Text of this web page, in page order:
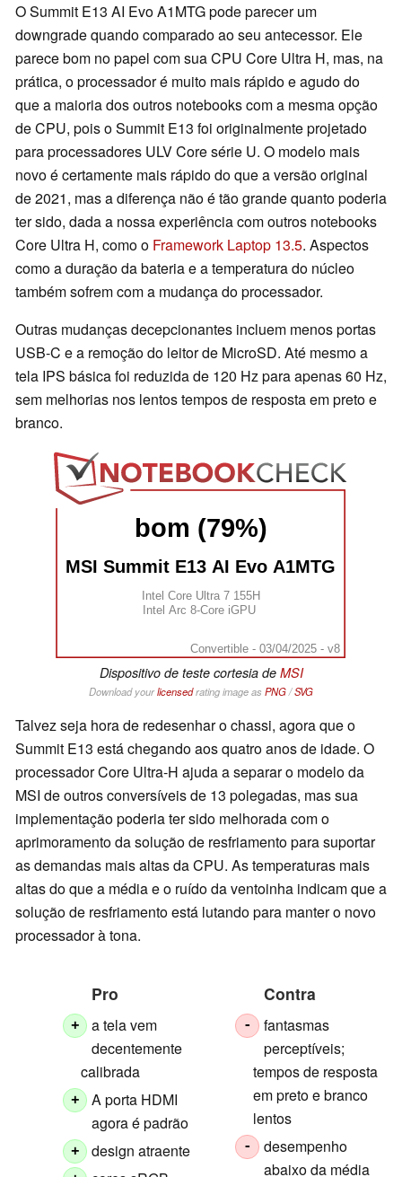
O Summit E13 AI Evo A1MTG pode parecer um
downgrade quando comparado ao seu antecessor. Ele
parece bom no papel com sua CPU Core Ultra H, mas, na
prática, o processador é muito mais rápido e agudo do
que a maioria dos outros notebooks com a mesma opção
de CPU, pois o Summit E13 foi originalmente projetado
para processadores ULV Core série U. O modelo mais
novo é certamente mais rápido do que a versão original
de 2021, mas a diferença não é tão grande quanto poderia
ter sido, dada a nossa experiência com outros notebooks
Core Ultra H, como o Framework Laptop 13.5. Aspectos
como a duração da bateria e a temperatura do núcleo
também sofrem com a mudança do processador.
Outras mudanças decepcionantes incluem menos portas
USB-C e a remoção do leitor de MicroSD. Até mesmo a
tela IPS básica foi reduzida de 120 Hz para apenas 60 Hz,
sem melhorias nos lentos tempos de resposta em preto e
branco.
bom (79%)
MSI Summit E13 AI Evo A1MTG
Intel Core Ultra 7 155H
Intel Arc 8-Core iGPU
Convertible - 03/04/2025 - v8
Dispositivo de teste cortesia de MSI
Download yourlicensedrating image as PNG/SVG
Talvez seja hora de redesenhar o chassi, agora que o
Summit E13 está chegando aos quatro anos de idade. O
processador Core Ultra-H ajuda a separar o modelo da
MSI de outros conversíveis de 13 polegadas, mas sua
implementação poderia ter sido melhorada com o
aprimoramento da solução de resfriamento para suportar
as demandas mais altas da CPU. As temperaturas mais
altas do que a média e o ruído da ventoinha indicam que a
solução de resfriamento está lutando para manter o novo
processador à tona.
Pro
+
a tela vem
decentemente
calibrada
+
A porta HDMI
agora é padrão
+ design atraente
Contra
-
fantasmas
perceptíveis;
tempos de resposta
em preto e branco
lentos
-
desempenho
abaixo da média